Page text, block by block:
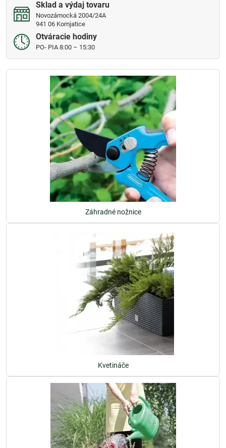
Sklad a výdaj tovaru
Novozámocká 2004/24A
941 06 Komjatice
Otváracie hodiny
PO- PIA 8:00 – 15:30
Záhradné nožnice
Kvetináče